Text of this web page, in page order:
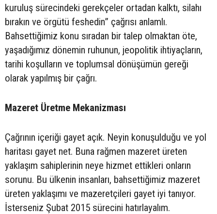
kuruluş sürecindeki gerekçeler ortadan kalktı, silahı
bırakın ve örgütü feshedin” çağrısı anlamlı.
Bahsettiğimiz konu sıradan bir talep olmaktan öte,
yaşadığımız dönemin ruhunun, jeopolitik ihtiyaçların,
tarihi koşulların ve toplumsal dönüşümün gereği
olarak yapılmış bir çağrı.
Mazeret Üretme Mekanizması
Çağrının içeriği gayet açık. Neyin konuşulduğu ve yol
haritası gayet net. Buna rağmen mazeret üreten
yaklaşım sahiplerinin neye hizmet ettikleri onların
sorunu. Bu ülkenin insanları, bahsettiğimiz mazeret
üreten yaklaşımı ve mazeretçileri gayet iyi tanıyor.
İsterseniz Şubat 2015 sürecini hatırlayalım.